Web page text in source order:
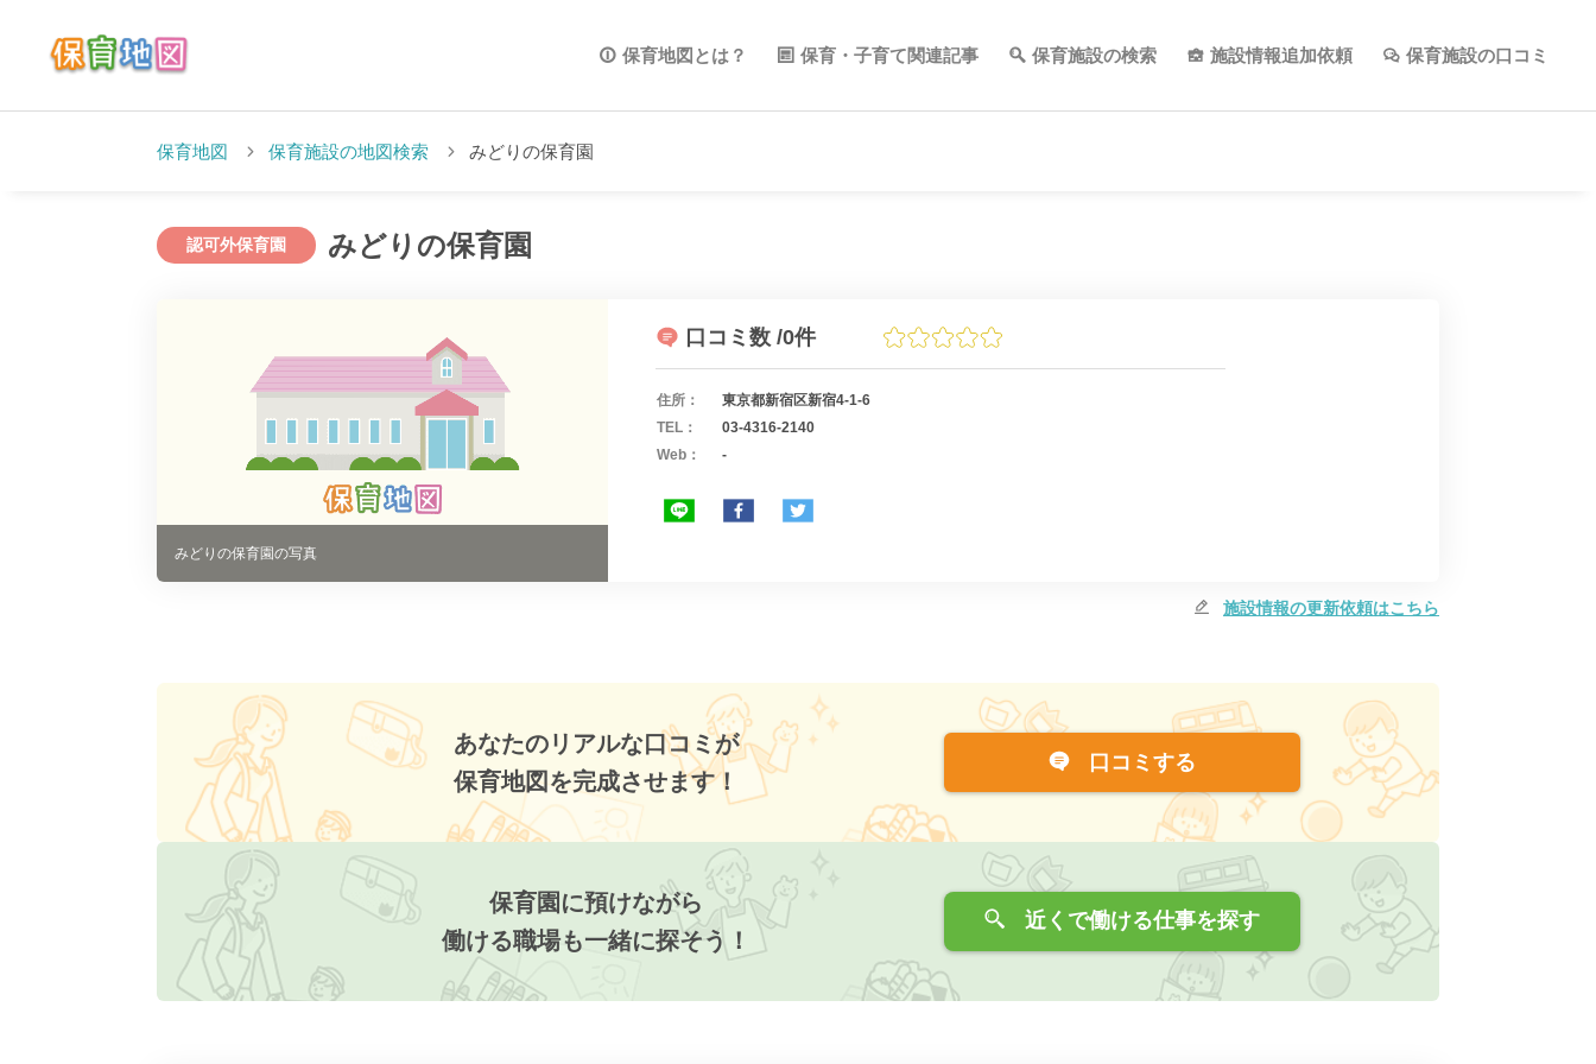
保育地図とは？ 保育・子育て関連記事 保育施設の検索 施設情報追加依頼 保育施設の口コミ
保育地図 保育施設の地図検索 みどりの保育園
認可外保育園 みどりの保育園
みどりの保育園の写真
口コミ数 /0件
住所：
東京都新宿区新宿4-1-6
TEL：
03-4316-2140
Web：
-
施設情報の更新依頼はこちら
あなたのリアルな口コミが
保育地図を完成させます！
口コミする
保育園に預けながら
働ける職場も一緒に探そう！
近くで働ける仕事を探す